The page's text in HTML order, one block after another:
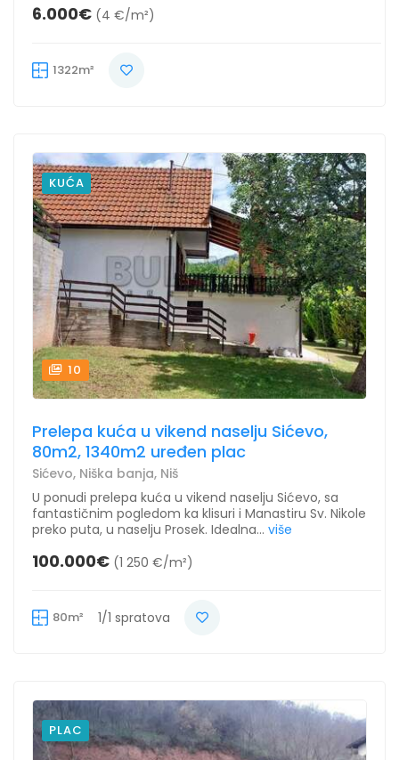
6.000€ (4 €/m²)
1322m²
KUĆA
10
Prelepa kuća u vikend naselju Sićevo,
80m2, 1340m2 uređen plac
Sićevo, Niška banja, Niš
U ponudi prelepa kuća u vikend naselju Sićevo, sa
fantastičnim pogledom ka klisuri i Manastiru Sv. Nikole
preko puta, u naselju Prosek. Idealna... više
100.000€ (1 250 €/m²)
80m² 1/1 spratova
PLAC